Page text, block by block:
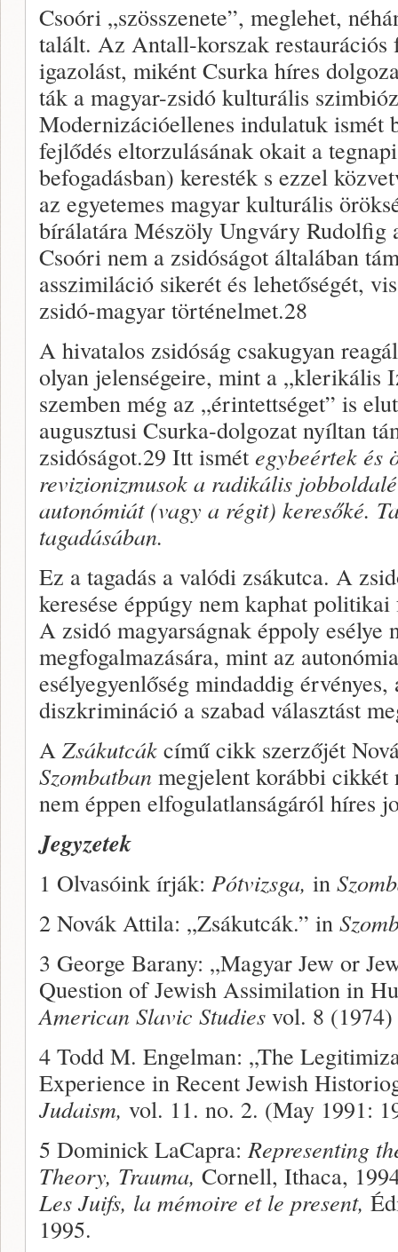
Csoóri „szösszenete”, meglehet,
talált. Az Antall-korszak restaurációs
igazolást, miként Csurka híres
ták a magyar-zsidó kulturális
Modernizációellenes indulatuk ismét
fejlődés el­torzulásának okait a
befogadásban) keresték s ezzel
az egyetemes magyar kulturális
bírálatára Mészöly Ungváry Rudolfig
Csoóri nem a zsidóságot általában
asszimiláció sikerét és lehetőségét,
zsidó-ma­gyar történelmet.28
A hivatalos zsidóság csakugyan
olyan jelensé­geire, mint a „klerikális
szemben még az „érintettséget” is
augusztusi Csurka-dolgozat nyíltan
zsidóságot.29 Itt ismét egybeér­tek és
revizionizmusok a radikális
autonómiát (vagy a ré­git) keresőké.
tagadásában.
Ez a tagadás a valódi zsákutca. A
keresése éppúgy nem kaphat
A zsidó magyarságnak éppoly
meg­fogalmazására, mint az
esélyegyenlőség mindaddig
diszkrimináció a szabad választást
A Zsákutcák című cikk szerzőjét
Szombatban megje­lent korábbi cikkét
nem éppen elfogulatlanságáról híres
Jegyzetek
1 Olvasóink írják: Pótvizsga, in
2 Novák Attila: „Zsákutcák.” in
3 George Barany: „Magyar Jew or
Question of Jewish Assimilation in
American Slavic Studies vol. 8 (1974)
4 Todd M. Engelman: „The
Experience in Recent Jewish
Judaism, vol. 11. no. 2. (May 1991:
5 Dominick LaCapra:Representing
Theory, Trauma, Cornell, Ithaca,
Les Juifs, la mémoire et le present,
1995.